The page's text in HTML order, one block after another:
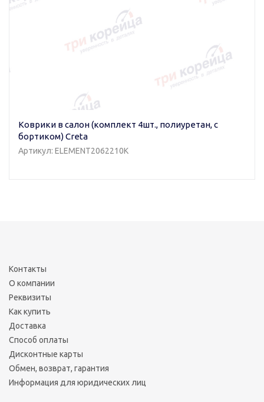
Коврики в салон (комплект 4шт., полиуретан, с
бортиком) Creta
Артикул: ELEMENT2062210K
Контакты
О компании
Реквизиты
Как купить
Доставка
Способ оплаты
Дисконтные карты
Обмен, возврат, гарантия
Информация для юридических лиц